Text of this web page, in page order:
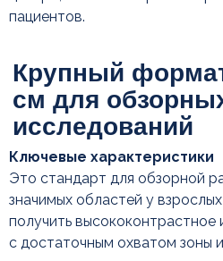
пациентов.
Ключевые характеристики
Это стандарт для обзорной
значимых областей у
получить
с достаточным охватом зоны